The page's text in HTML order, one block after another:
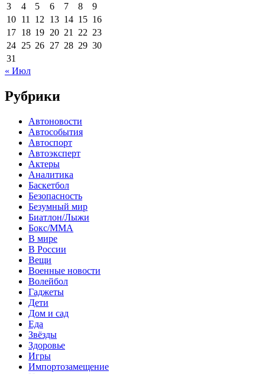
3
4 5 6 7 8
9
10 11 12 13 14 15 16
17 18 19 20 21 22 23
24 25 26 27 28 29 30
31
« Июл
Рубрики
Автоновости
Автособытия
Автоспорт
Автоэксперт
Актеры
Аналитика
Баскетбол
Безопасность
Безумный мир
Биатлон/Лыжи
Бокс/MMA
В мире
В России
Вещи
Военные новости
Волейбол
Гаджеты
Дети
Дом и сад
Еда
Звёзды
Здоровье
Игры
Импортозамещение